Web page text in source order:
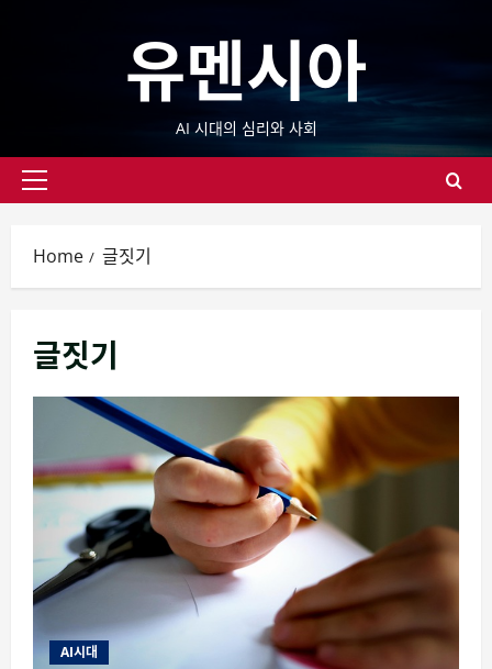
유멘시아
AI 시대의 심리와 사회
Primary
Home 글짓기
글짓기
AI시대